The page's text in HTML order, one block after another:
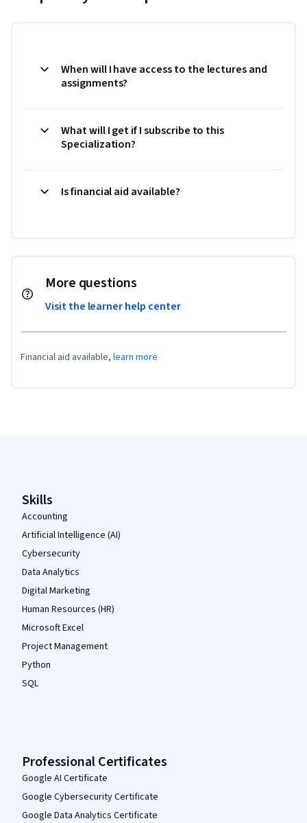
When will I have access to the lectures and
assignments?
What will I get if I subscribe to this
Specialization?
Is financial aid available?
More questions
Visit the learner help center
Financial aid available, learn more
Skills
Accounting
Artificial Intelligence (AI)
Cybersecurity
Data Analytics
Digital Marketing
Human Resources (HR)
Microsoft Excel
Project Management
Python
SQL
Professional Certificates
Google AI Certificate
Google Cybersecurity Certificate
Google Data Analytics Certificate